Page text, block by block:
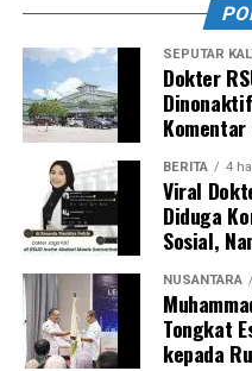
SEPUTAR
Dokter
Komentar
BERITA 4
Viral
Diduga
Sosial,
NUSANTARA
Tongkat
kepada